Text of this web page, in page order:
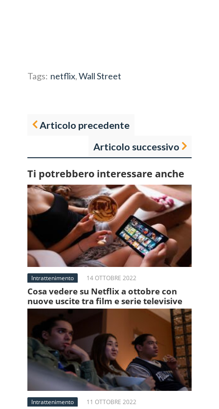
Tags: netflix,Wall Street
Articolo precedente
Articolo successivo
Ti potrebbero interessare anche
Intrattenimento 14 OTTOBRE 2022
Cosa vedere su Netflix a ottobre con
nuove uscite tra film e serie televisive
Intrattenimento 11 OTTOBRE 2022